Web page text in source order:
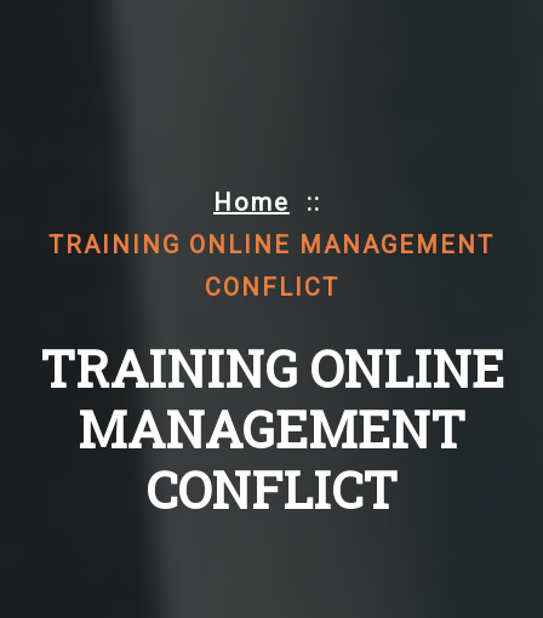
Home ::
TRAINING ONLINE MANAGEMENT
CONFLICT
TRAINING ONLINE
MANAGEMENT
CONFLICT